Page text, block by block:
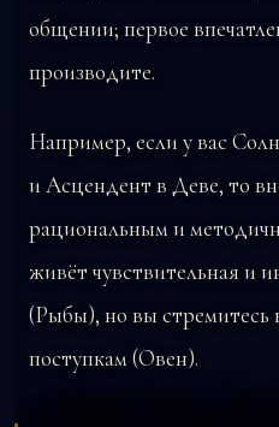
общении; первое
производите.
Например, если у вас
и Асцендент в Деве, то
рациональным и
живёт чувствительная и
(Рыбы), но вы стремитесь
поступкам (Овен).